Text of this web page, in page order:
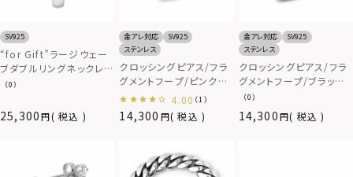
SV925
“for Gift”ラージウェー
ブダブルリングネックレ
ス/シルバー/喜平チェー
25,300 税込
（0）
金アレ対応
SV925
ステンレス
クロッシングピアス/フラ
グメントフープ/ピンクゴ
ールド/シルバー925
14,300 税込
4.00 （1）
金アレ対応
SV925
ステンレス
クロッシングピアス/フラ
グメントフープ/ブラック/
シルバー925
14,300 税込
（0）